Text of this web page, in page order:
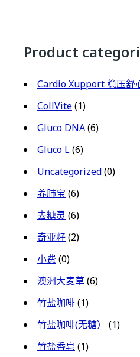
Product
Cardio Xupport 稳压舒
CollVite(1)
Gluco DNA(6)
Gluco L(6)
Uncategorized(0)
养肺宝 (6)
去糖灵(6)
奇亚籽(2)
小费 (0)
澳洲大麦草(6)
竹盐咖啡(1)
竹盐咖啡(无糖）
(1)
竹盐香皂 (1)